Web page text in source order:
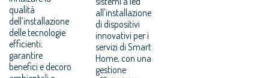
qualità
dell’installazione
delle tecnologie
efficienti;
garantire
benefici e decoro
all'installazione
di dispositivi
innovativi per i
servizi di Smart
Home, con una
gestione